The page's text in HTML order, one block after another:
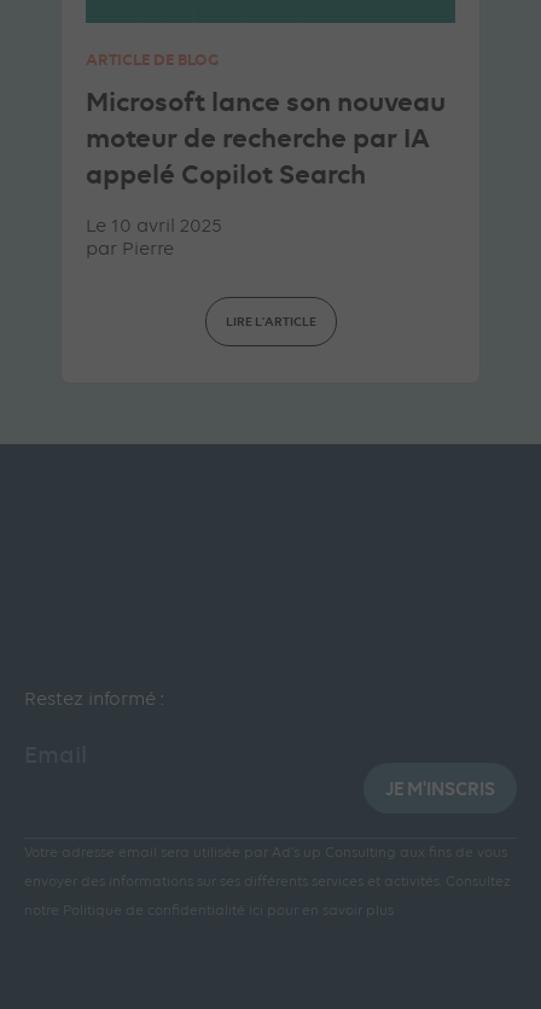
ARTICLE DE BLOG
Microsoft lance son nouveau
moteur de recherche par IA
appelé Copilot Search
Le 10 avril 2025
par Pierre
LIRE L'ARTICLE
Restez informé :
JE M'INSCRIS
Votre adresse email sera utilisée par Ad’s up Consulting aux fins de vous
envoyer des informations sur ses différents services et activités.
Consultez
notre Politique de confidentialité ici pour en savoir plus